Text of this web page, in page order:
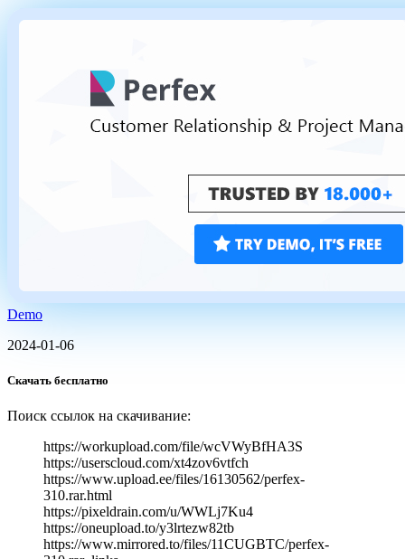
Demo
2024-01-06
Скачать бесплатно
Поиск ссылок на скачивание:
https://workupload.com/file/wcVWyBfHA3S
https://userscloud.com/xt4zov6vtfch
https://www.upload.ee/files/16130562/perfex-
310.rar.html
https://pixeldrain.com/u/WWLj7Ku4
https://oneupload.to/y3lrtezw82tb
https://www.mirrored.to/files/11CUGBTC/perfex-